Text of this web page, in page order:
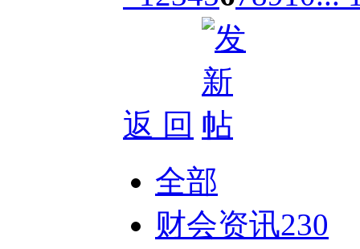
返 回
全部
财会资讯230